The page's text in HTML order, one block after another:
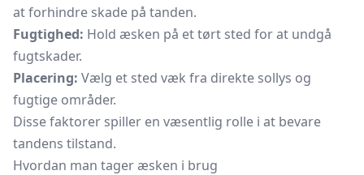
at forhindre skade på tanden.
Fugtighed: Hold æsken på et tørt sted for at undgå
fugtskader.
Placering: Vælg et sted væk fra direkte sollys og
fugtige områder.
Disse faktorer spiller en væsentlig rolle i at bevare
tandens tilstand.
Hvordan man tager æsken i brug